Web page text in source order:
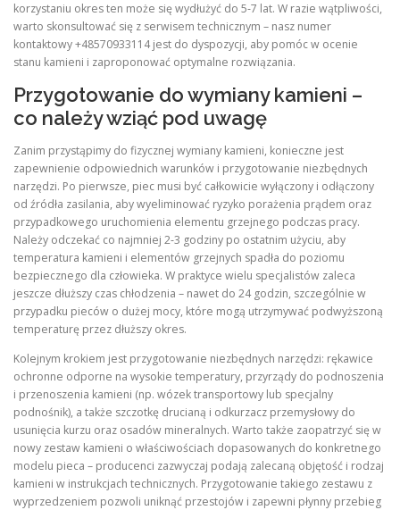
korzystaniu okres ten może się wydłużyć do 5‑7 lat. W razie wątpliwości,
warto skonsultować się z serwisem technicznym – nasz numer
kontaktowy +48570933114 jest do dyspozycji, aby pomóc w ocenie
stanu kamieni i zaproponować optymalne rozwiązania.
Przygotowanie do wymiany kamieni –
co należy wziąć pod uwagę
Zanim przystąpimy do fizycznej wymiany kamieni, konieczne jest
zapewnienie odpowiednich warunków i przygotowanie niezbędnych
narzędzi. Po pierwsze, piec musi być całkowicie wyłączony i odłączony
od źródła zasilania, aby wyeliminować ryzyko porażenia prądem oraz
przypadkowego uruchomienia elementu grzejnego podczas pracy.
Należy odczekać co najmniej 2‑3 godziny po ostatnim użyciu, aby
temperatura kamieni i elementów grzejnych spadła do poziomu
bezpiecznego dla człowieka. W praktyce wielu specjalistów zaleca
jeszcze dłuższy czas chłodzenia – nawet do 24 godzin, szczególnie w
przypadku pieców o dużej mocy, które mogą utrzymywać podwyższoną
temperaturę przez dłuższy okres.
Kolejnym krokiem jest przygotowanie niezbędnych narzędzi: rękawice
ochronne odporne na wysokie temperatury, przyrządy do podnoszenia
i przenoszenia kamieni (np. wózek transportowy lub specjalny
podnośnik), a także szczotkę drucianą i odkurzacz przemysłowy do
usunięcia kurzu oraz osadów mineralnych. Warto także zaopatrzyć się w
nowy zestaw kamieni o właściwościach dopasowanych do konkretnego
modelu pieca – producenci zazwyczaj podają zalecaną objętość i rodzaj
kamieni w instrukcjach technicznych. Przygotowanie takiego zestawu z
wyprzedzeniem pozwoli uniknąć przestojów i zapewni płynny przebieg